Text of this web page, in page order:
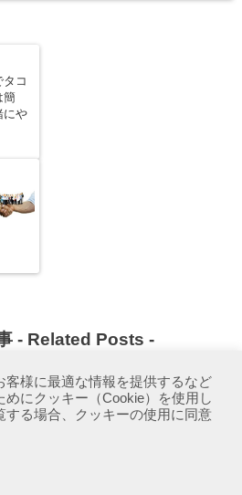
コ
簡
にや
- Related Posts -
客様に最適な情報を提供するなど
にクッキー（Cookie）を使用し
する場合、クッキーの使用に同意